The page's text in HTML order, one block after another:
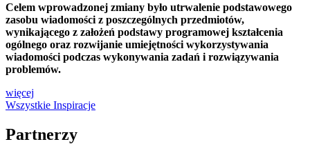
Celem wprowadzonej zmiany było utrwalenie podstawowego
zasobu wiadomości z poszczególnych przedmiotów,
wynikającego z założeń podstawy programowej kształcenia
ogólnego oraz rozwijanie umiejętności wykorzystywania
wiadomości podczas wykonywania zadań i rozwiązywania
problemów.
więcej
Wszystkie Inspiracje
Partnerzy